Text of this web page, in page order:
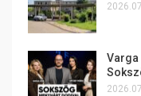
Varga